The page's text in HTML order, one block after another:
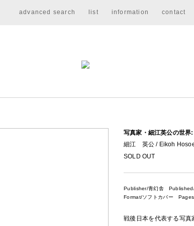
advanced search list information contact
写真家・細江英公の世界
細江 英公 / Eikoh
SOLD OUT
Publisher/青幻舎
Format/ソフトカバー
戦後日本を代表する写